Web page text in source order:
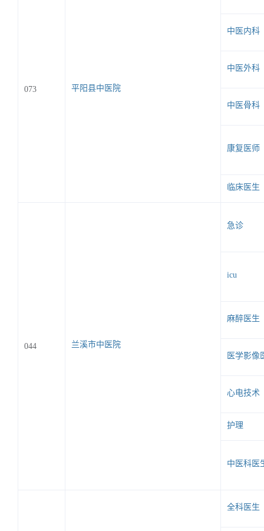
073 平阳县中医院
中医内科
中医外科
中医骨科
康复医师
临床医生
044 兰溪市中医院
急诊
icu
麻醉医生
医学影像
心电技术
护理
中医科医
全科医生